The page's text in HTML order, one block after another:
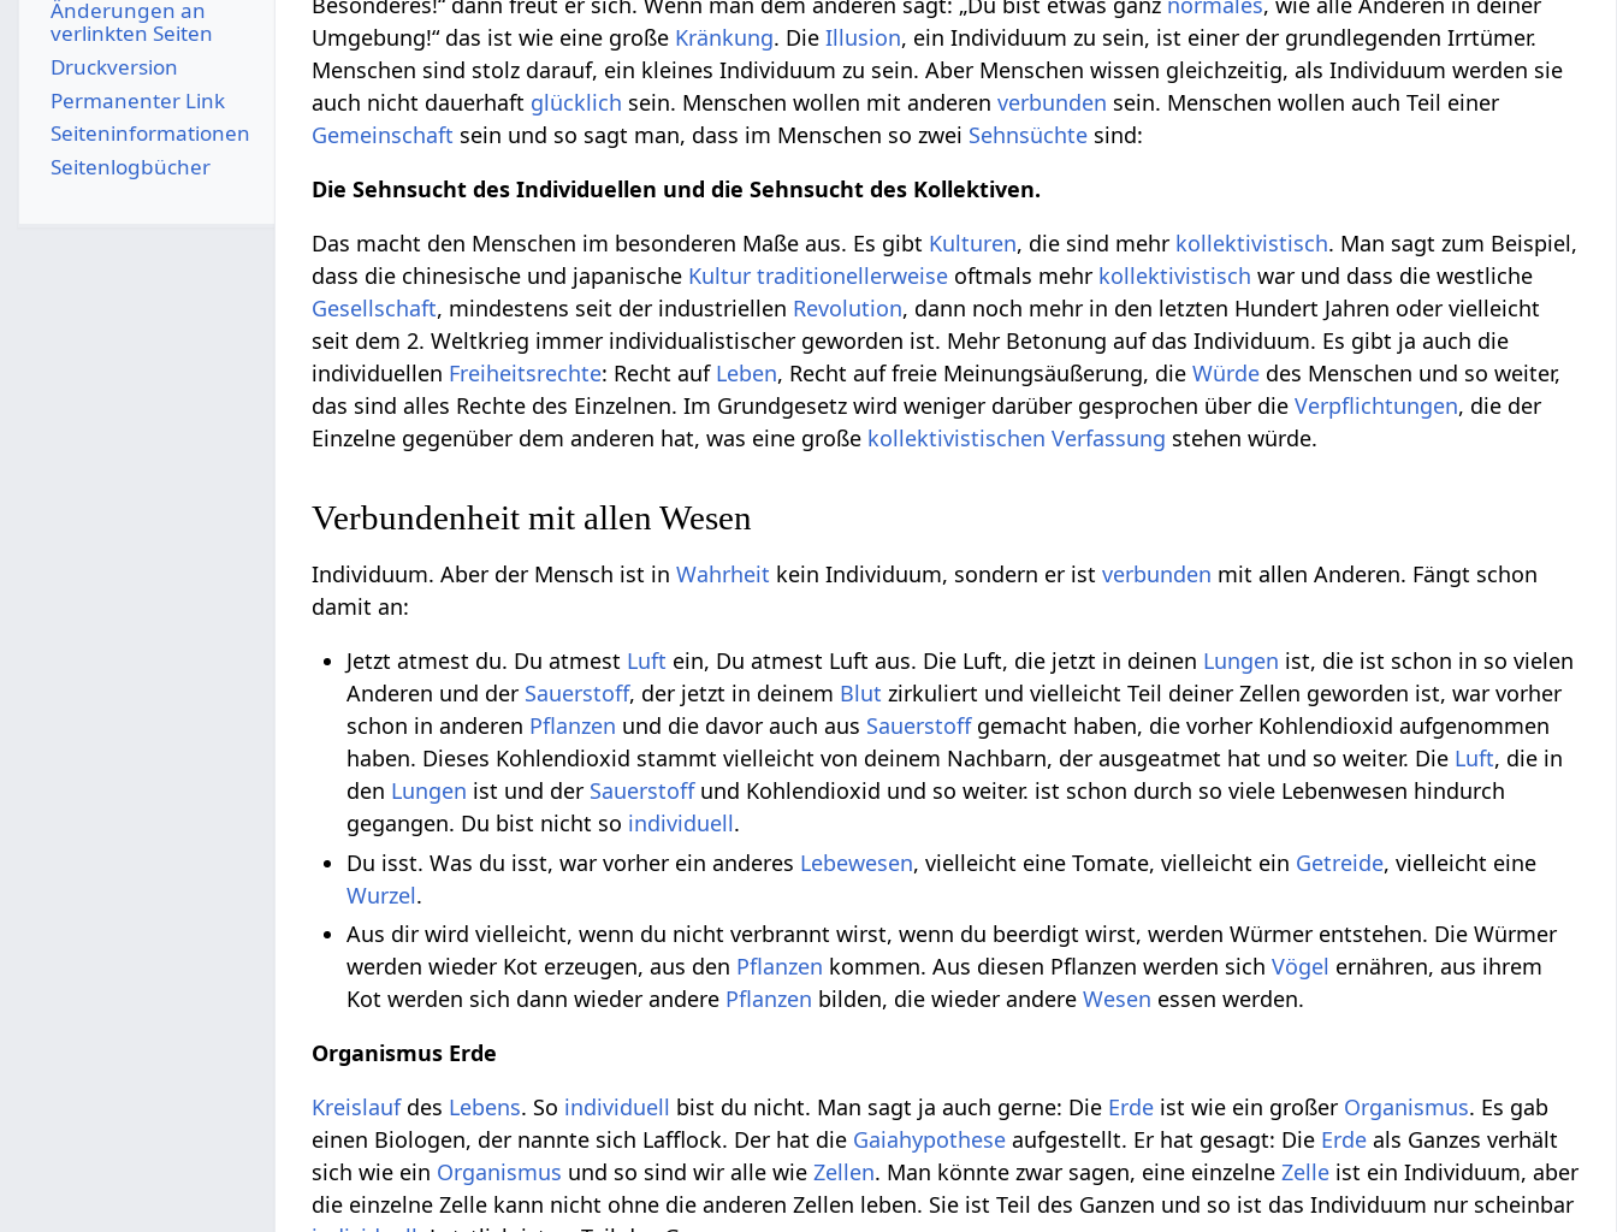
Umgebung!“ das ist wie eine große Kränkung. DieIllusion, ein Individuum zu sein, ist einer der grundlegenden Irrtümer.
Menschen sind stolz darauf, ein kleines Individuum zu sein. Aber Menschen wissen gleichzeitig, als Individuum werden sie
auch nicht dauerhaft glücklich sein. Menschen wollen mit anderenverbunden sein. Menschen wollen auch Teil einer
Gemeinschaft sein und so sagt man, dass im Menschen so zwei Sehnsüchte sind:
Die Sehnsucht des Individuellen und die Sehnsucht des Kollektiven.
Das macht den Menschen im besonderen Maße aus. Es gibt Kulturen, die sind mehr kollektivistisch. Man sagt zum Beispiel,
dass die chinesische und japanische Kultur traditionellerweise oftmals mehr kollektivistisch war und dass die westliche
Gesellschaft, mindestens seit der industriellen Revolution, dann noch mehr in den letzten Hundert Jahren oder vielleicht
seit dem 2. Weltkrieg immer individualistischer geworden ist. Mehr Betonung auf das Individuum. Es gibt ja auch die
individuellen Freiheitsrechte: Recht auf Leben, Recht auf freie Meinungsäußerung, dieWürde des Menschen und so weiter,
das sind alles Rechte des Einzelnen. Im Grundgesetz wird weniger darüber gesprochen über dieVerpflichtungen, die der
Einzelne gegenüber dem anderen hat, was eine große kollektivistischen Verfassung stehen würde.
Verbundenheit mit allen Wesen
Individuum. Aber der Mensch ist inWahrheit kein Individuum, sondern er istverbunden mit allen Anderen. Fängt schon
damit an:
Jetzt atmest du. Du atmest Luft ein, Du atmest Luft aus. Die Luft, die jetzt in deinen Lungen ist, die ist schon in so vielen
Anderen und der Sauerstoff, der jetzt in deinem Blut zirkuliert und vielleicht Teil deiner Zellen geworden ist, war vorher
schon in anderen Pflanzen und die davor auch aus Sauerstoffgemacht haben, die vorher Kohlendioxid aufgenommen
haben. Dieses Kohlendioxid stammt vielleicht von deinem Nachbarn, der ausgeatmet hat und so weiter. Die Luft, die in
den Lungen ist und der Sauerstoffund Kohlendioxid und so weiter. ist schon durch so viele Lebenwesen hindurch
gegangen. Du bist nicht so individuell.
Du isst. Was du isst, war vorher ein anderes Lebewesen, vielleicht eine Tomate, vielleicht ein Getreide, vielleicht eine
Wurzel.
Aus dir wird vielleicht, wenn du nicht verbrannt wirst, wenn du beerdigt wirst, werden Würmer entstehen. Die Würmer
werden wieder Kot erzeugen, aus den Pflanzen kommen. Aus diesen Pflanzen werden sichVögel ernähren, aus ihrem
Kot werden sich dann wieder andere Pflanzen bilden, die wieder andereWesen essen werden.
Organismus Erde
Kreislaufdes Lebens. So individuell bist du nicht. Man sagt ja auch gerne: Die Erde ist wie ein großer Organismus. Es gab
einen Biologen, der nannte sich Lafflock. Der hat die Gaiahypothese aufgestellt. Er hat gesagt: Die Erde als Ganzes verhält
sich wie ein Organismus und so sind wir alle wieZellen. Man könnte zwar sagen, eine einzelneZelle ist ein Individuum, aber
die einzelne Zelle kann nicht ohne die anderen Zellen leben. Sie ist Teil des Ganzen und so ist das Individuum nur scheinbar
Änderungen an
verlinkten Seiten
Druckversion
Permanenter Link
Seiten­­informationen
Seitenlogbücher